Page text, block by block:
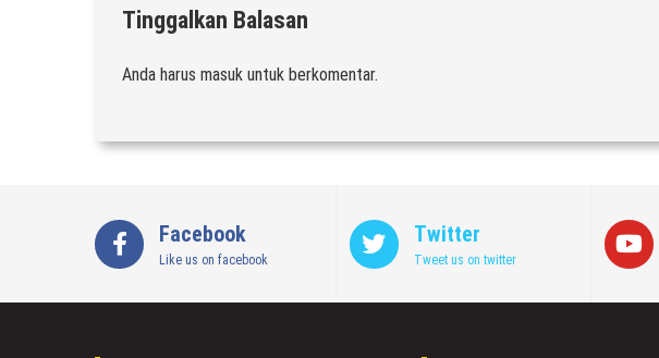
Tinggalkan Balasan
Anda harus masuk untuk berkomentar.
Facebook
Like us on facebook
Twitter
Tweet us on twitter